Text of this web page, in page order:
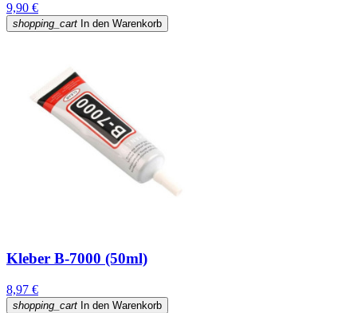
9,90 €
shopping_cart In den Warenkorb
Kleber B-7000 (50ml)
8,97 €
shopping_cart In den Warenkorb